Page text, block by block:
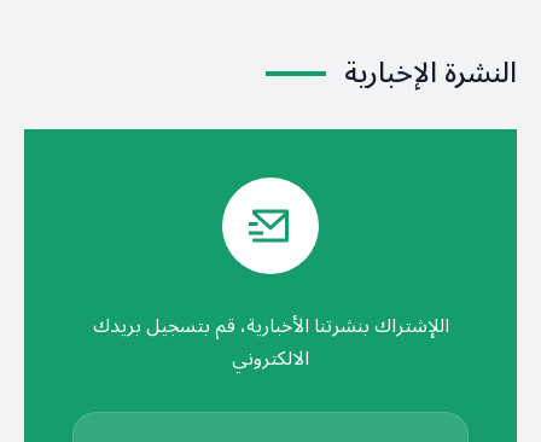
النشرة الإخبارية
اللإشتراك بنشرتنا الأخبارية، قم بتسجيل بريدك
الالكتروني